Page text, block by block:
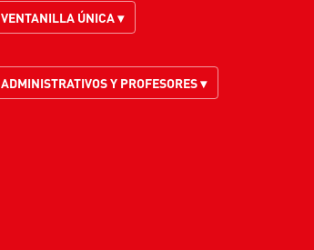
VENTANILLA ÚNICA ▾
ADMINISTRATIVOS Y PROFESORES ▾